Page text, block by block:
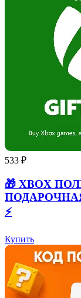
533 ₽
🎁 XBOX
ПОДАРОЧНАЯ
⚡
Купить